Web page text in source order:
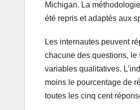
Michigan. La
été repris et adaptés aux
Les internautes peuvent
chacune des questions, le
variables qualitatives.
moins le pourcentage de
toutes les cinq cent